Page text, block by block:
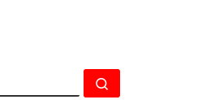
ПОШУК